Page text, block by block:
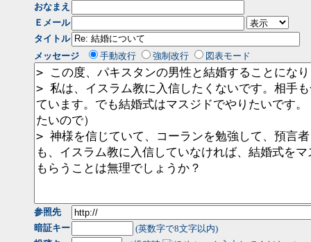
おなまえ
Ｅメール
タイトル
メッセージ
手動改行 強制改行 図表モード
参照先
暗証キー
(英数字で8文字以内)